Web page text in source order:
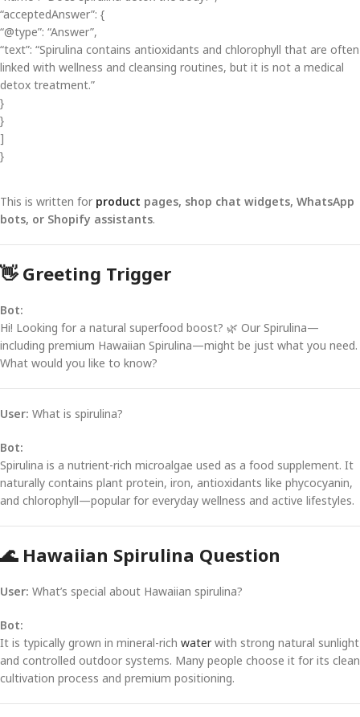
“acceptedAnswer”: {
“@type”: “Answer”,
“text”: “Spirulina contains antioxidants and chlorophyll that are often
linked with wellness and cleansing routines, but it is not a medical
detox treatment.”
}
}
]
}
This is written for product pages, shop chat widgets, WhatsApp
bots, or Shopify assistants.
👋 Greeting Trigger
Bot:
Hi! Looking for a natural superfood boost? 🌿 Our Spirulina—
including premium Hawaiian Spirulina—might be just what you need.
What would you like to know?
User: What is spirulina?
Bot:
Spirulina is a nutrient-rich microalgae used as a food supplement. It
naturally contains plant protein, iron, antioxidants like phycocyanin,
and chlorophyll—popular for everyday wellness and active lifestyles.
🌊 Hawaiian Spirulina Question
User: What’s special about Hawaiian spirulina?
Bot:
It is typically grown in mineral-rich waterwith strong natural sunlight
and controlled outdoor systems. Many people choose it for its clean
cultivation process and premium positioning.